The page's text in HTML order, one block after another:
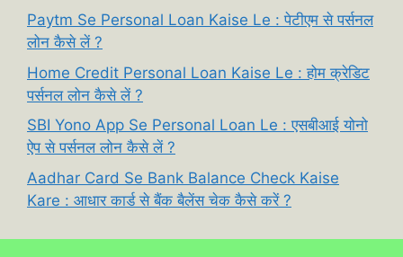
Paytm Se Personal Loan Kaise Le : पेटीएम से पर्सनल
लोन कैसे लें ?
Home Credit Personal Loan Kaise Le : होम क्रेडिट
पर्सनल लोन कैसे लें ?
SBI Yono App Se Personal Loan Le : एसबीआई योनो
ऐप से पर्सनल लोन कैसे लें ?
Aadhar Card Se Bank Balance Check Kaise
Kare : आधार कार्ड से बैंक बैलेंस चेक कैसे करें ?